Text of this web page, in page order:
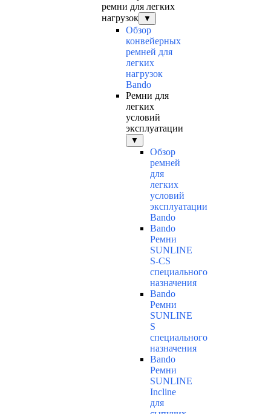
ремни для легких
нагрузок
▼
Обзор
конвейерных
ремней для
легких
нагрузок
Bando
Ремни для
легких
условий
эксплуатации
▼
Обзор
ремней
для
легких
условий
эксплуатации
Bando
Bando
Ремни
SUNLINE
S-CS
специального
назначения
Bando
Ремни
SUNLINE
S
специального
назначения
Bando
Ремни
SUNLINE
Incline
для